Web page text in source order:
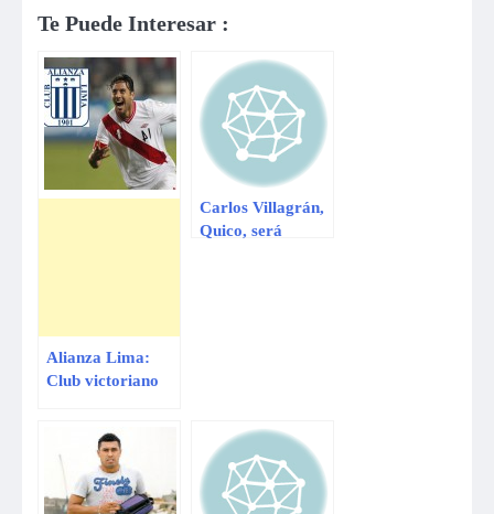
Te Puede Interesar :
Alianza Lima:
Club victoriano
Sudamericana
Carlos Villagrán,
Quico, será